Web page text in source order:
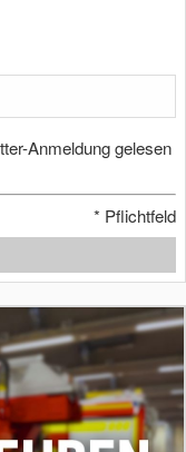
Anmeldung gelesen
* Pflichtfeld